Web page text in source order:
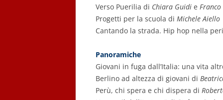
Verso Puerilia di Chiara Guidi e
Progetti per la scuola di Michele Aiello
Cantando la strada. Hip hop nella
Panoramiche
Giovani in fuga dall’Italia: una vita
Berlino ad altezza di giovani di
Perù, chi spera e chi dispera di